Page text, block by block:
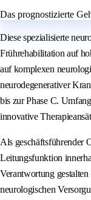
Das prognostizierte
Diese spezialisierte
Frührehabilitation auf
auf komplexen
neurodegenerativer
bis zur Phase C.
innovative
Als geschäftsführender
Leitungsfunktion
Verantwortung
neurologischen